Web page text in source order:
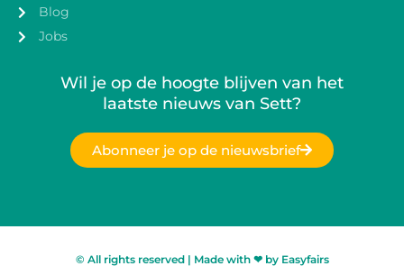
Blog
Jobs
Wil je op de hoogte blijven van het
laatste nieuws van Sett?
Abonneer je op de nieuwsbrief
© All rights reserved | Made with ❤ by Easyfairs